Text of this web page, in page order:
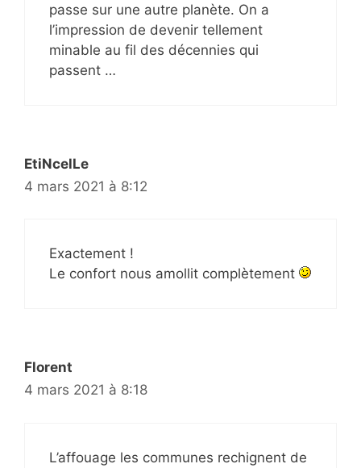
passe sur une autre planète. On a
l’impression de devenir tellement
minable au fil des décennies qui
passent …
EtiNcelLe
4 mars 2021 à 8:12
Exactement !
Le confort nous amollit complètement
Florent
4 mars 2021 à 8:18
L’affouage les communes rechignent de